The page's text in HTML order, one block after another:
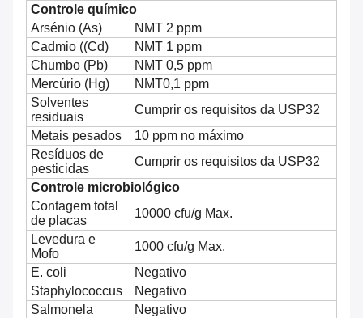
Controle químico
Arsénio (As)
NMT 2 ppm
Cadmio ((Cd)
NMT 1 ppm
Chumbo (Pb)
NMT 0,5 ppm
Mercúrio (Hg)
NMT0,1 ppm
Solventes
residuais
Cumprir os requisitos da USP32
Metais pesados
10 ppm no máximo
Resíduos de
pesticidas
Cumprir os requisitos da USP32
Controle microbiológico
Contagem total
de placas
10000 cfu/g Max.
Levedura e
Mofo
1000 cfu/g Max.
E. coli
Negativo
Staphylococcus
Negativo
Salmonela
Negativo